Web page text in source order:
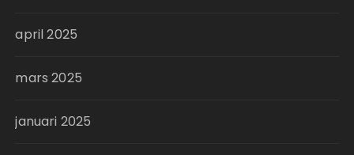
april 2025
mars 2025
januari 2025